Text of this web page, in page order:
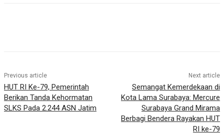
Previous article
HUT RI Ke-79, Pemerintah
Berikan Tanda Kehormatan
SLKS Pada 2.244 ASN Jatim
Next article
Semangat Kemerdekaan di
Kota Lama Surabaya: Mercure
Surabaya Grand Mirama
Berbagi Bendera Rayakan HUT
RI ke-79